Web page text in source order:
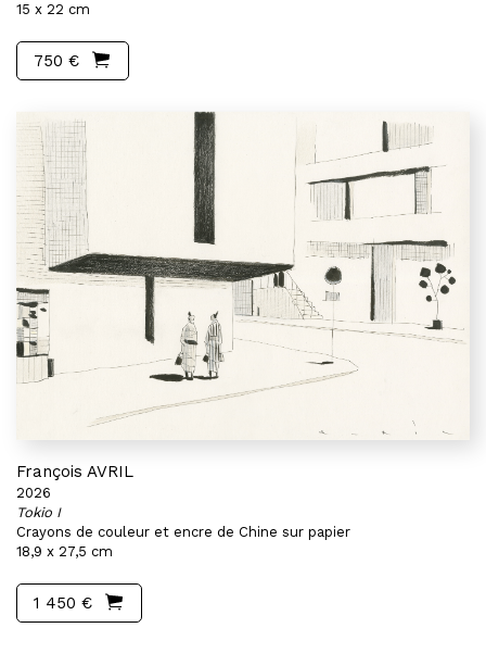
15 x 22 cm
750 €
François AVRIL
2026
Tokio I
Crayons de couleur et encre de Chine sur papier
18,9 x 27,5 cm
1 450 €